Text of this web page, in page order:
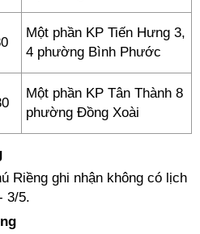
Một phần KP Tiến Hưng 3,
4 phường Bình Phước
Một phần KP Tân Thành 8
phường Đồng Xoài
Riềng ghi nhận không có lịch
3/5.